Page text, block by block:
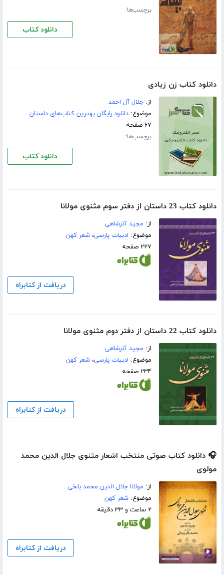
برچسب‌ها:
دانلود کتاب
دانلود کتاب زن زیادی
از:جلال آل احمد
موضوع:دانلود رایگان بهترین کتاب‌های داستان
۶۷ صفحه
برچسب‌ها:
دانلود کتاب
دانلود کتاب 23 داستان از دفتر سوم مثنوی مولانا
از: مجید آذرشاهی
موضوع: ادبیات پارسی،شعر کهن
۲۲۷ صفحه
دریافت از کتابراه
دانلود کتاب 22 داستان از دفتر دوم مثنوی مولانا
از: مجید آذرشاهی
موضوع: ادبیات پارسی،شعر کهن
۲۳۴ صفحه
دریافت از کتابراه
🎧 دانلود کتاب صوتی منتخب اشعار مثنوی جلال الدین محمد
مولوی
از: مولانا جلال الدین محمد بلخی
موضوع:شعر کهن
۲ ساعت و ۳۳ دقیقه
دریافت از کتابراه